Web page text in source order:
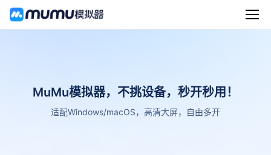
MuMu模拟器，不挑设备，秒开秒用！
适配Windows/macOS，高清大屏，自由多开